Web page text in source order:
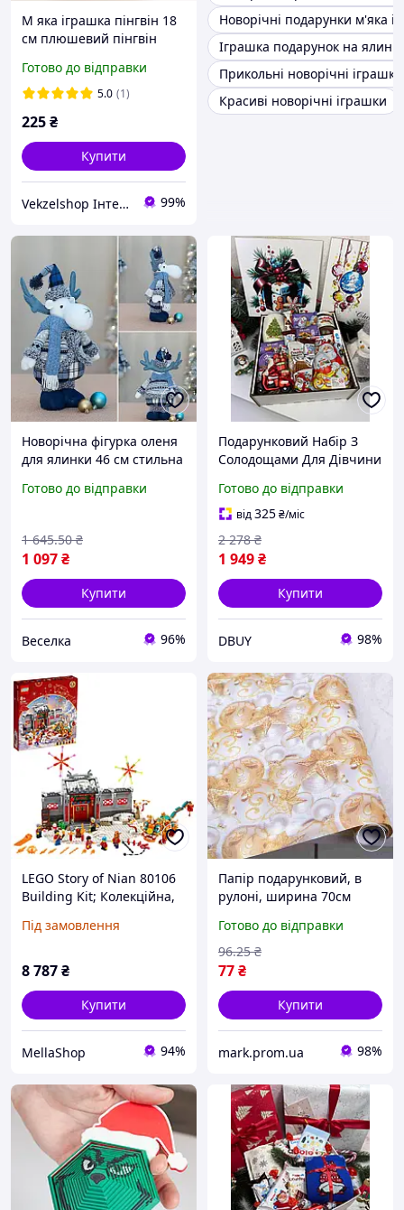
М яка іграшка пінгвін 18
см плюшевий пінгвін
новорічний пінгвін
подарунок
Готово до відправки
5.0 (1)
225₴
Купити
Vekzelshop Інтернет-магазин 99%
Новорічні подарунки м'яка
Іграшка подарунок на ялинку
Прикольні новорічні іграшки
Красиві новорічні іграшки
Новорічна фігурка оленя
для ялинки 46 см стильна
та подарунка FLAME
Готово до відправки
1 097₴
1 645.50 ₴
Купити
Веселка 96%
Подарунковий Набір З
Солодощами Для Дівчини
Новорічний Кружка
Солодощі Новорічна
Іграшка На Ялинку DBUY
Готово до відправки
від325₴/міс
1 949₴
2 278 ₴
Купити
DBUY 98%
LEGO Story of Nian 80106
Building Kit; Колекційна,
новорічна подарункова
2021 (1067 ш
Під замовлення
8 787₴
Купити
MellaShop 94%
Папір подарунковий, в
рулоні, ширина 70см
новорічні іграшки, за
1рулон 12503
Готово до відправки
77₴
96.25 ₴
Купити
mark.prom.ua 98%